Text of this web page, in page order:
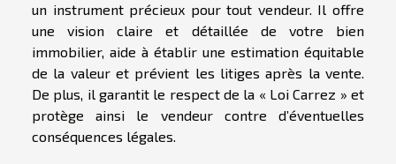
un instrument précieux pour tout vendeur. Il offre
une vision claire et détaillée de votre bien
immobilier, aide à établir une estimation équitable
de la valeur et prévient les litiges après la vente.
De plus, il garantit le respect de la « Loi Carrez » et
protège ainsi le vendeur contre d’éventuelles
conséquences légales.